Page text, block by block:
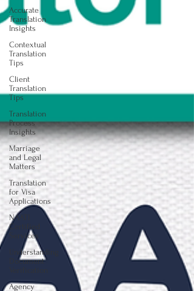
Accurate
Translation
Insights
Contextual
Translation
Tips
Client
Translation
Tips
Translation
Process
Insights
Marriage
and Legal
Matters
Translation
for Visa
Applications
NAATI
Certified
Services
Understanding
Document
Agency